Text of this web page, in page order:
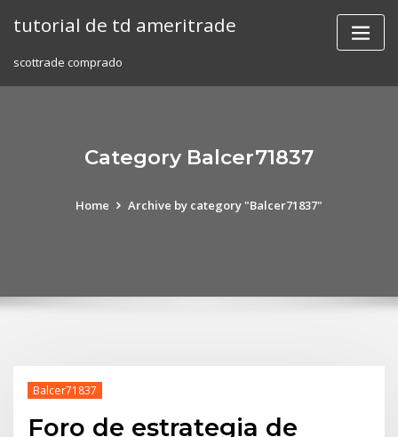
tutorial de td ameritrade
scottrade comprado
Category Balcer71837
Home Archive by category "Balcer71837"
Balcer71837
Foro de estrategia de